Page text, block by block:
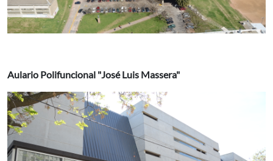
Aulario Polifuncional "José Luis Massera"